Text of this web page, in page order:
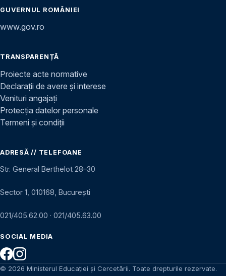
GUVERNUL ROMÂNIEI
www.gov.ro
TRANSPARENȚĂ
Proiecte acte normative
Declarații de avere și interese
Venituri angajați
Protecția datelor personale
Termeni și condiții
ADRESĂ // TELEFOANE
Str. General Berthelot 28–30
Sector 1, 010168, București
021/405.62.00 · 021/405.63.00
SOCIAL MEDIA
© 2026 Ministerul Educației și Cercetării. Toate drepturile rezervate.